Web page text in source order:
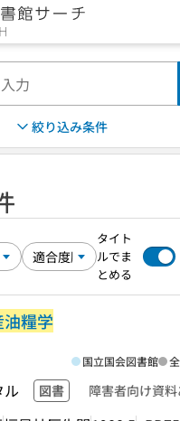
絞り込み条件
タイト
ルでま
とめる
糧学
ル 図書 障害者向け資料
国立国会図書館